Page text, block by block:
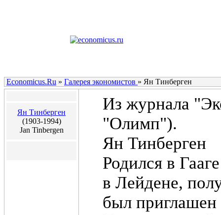
Economicus.Ru » Галерея экономистов » Ян Тинберген
Ян Тинберген
(1903-1994)
Jan Tinbergen
Из журнала
"Олимп").
Ян Тинберген
Родился в
в Лейдене,
был приглашен